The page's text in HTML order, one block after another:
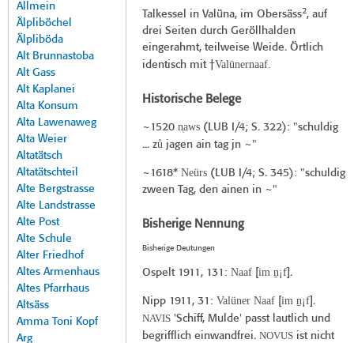
Allmein
Älpliböchel
Älpliböda
Alt Brunnastoba
Alt Gass
Alt Kaplanei
Alta Konsum
Alta Lawenaweg
Alta Weier
Altatätsch
Altatätschteil
Alte Bergstrasse
Alte Landstrasse
Alte Post
Alte Schule
Alter Friedhof
Altes Armenhaus
Altes Pfarrhaus
Altsäss
Amma Toni Kopf
Arg
Talkessel in Valüna, im Obersäss2, auf
drei Seiten durch Geröllhalden
eingerahmt, teilweise Weide. Örtlich
identisch mit †Valünernaaf.
Historische Belege
~1520 n̜aws( LUB I/4; S. 322): "schuldig
... zůjagen ain tag jn ~"
~1618* Neürs( LUB I/4; S. 345): "schuldig
zween Tag, den ainen in ~"
Bisherige Nennung
Bisherige Deutungen
Ospelt 1911 , 131: Naaf[ im n̠¡f].
Nipp 1911 , 31: Valüner Naaf[ im n̠¡f].
NAVIS'Schiff, Mulde' passt lautlich und
begrifflich einwandfrei. NOVUSist nicht